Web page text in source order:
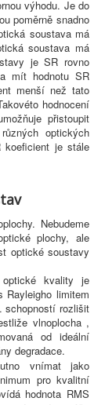
výhodu. Je do
poměrně snadno
soustava má
soustava má
je SR rovno
mít hodnotu SR
menší než tato
hodnocení
přistoupit
optických
je stále
Nebudeme
plochy, ale
optické soustavy
optické kvality je
Rayleigho limitem
schopností rozlišit
vlnoplocha ,
od ideální
degradace.
vnímat jako
pro kvalitní
hodnota RMS